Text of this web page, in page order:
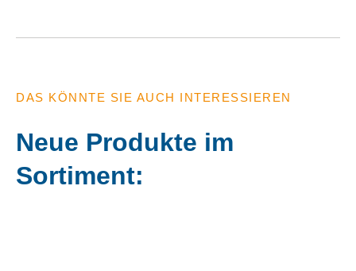
DAS KÖNNTE SIE AUCH INTERESSIEREN
Neue Produkte im
Sortiment: